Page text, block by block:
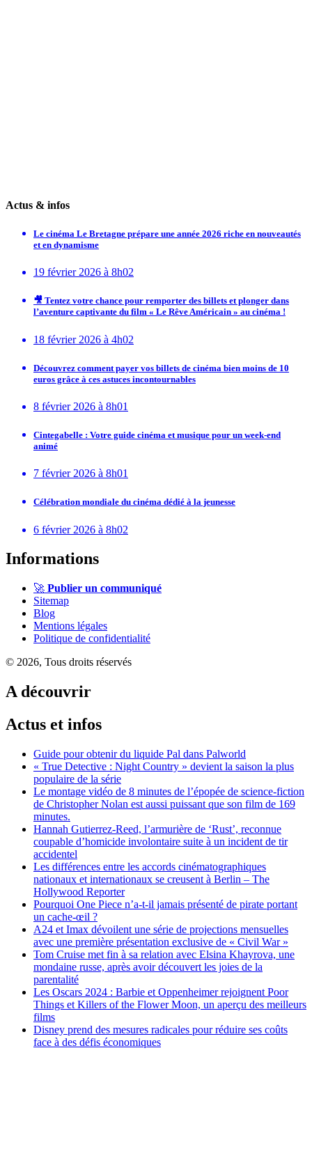
Actus & infos
Le cinéma Le Bretagne prépare une année 2026 riche en nouveautés
et en dynamisme
19 février 2026 à 8h02
🎥 Tentez votre chance pour remporter des billets et plonger dans
l’aventure captivante du film « Le Rêve Américain » au cinéma !
18 février 2026 à 4h02
Découvrez comment payer vos billets de cinéma bien moins de 10
euros grâce à ces astuces incontournables
8 février 2026 à 8h01
Cintegabelle : Votre guide cinéma et musique pour un week-end
animé
7 février 2026 à 8h01
Célébration mondiale du cinéma dédié à la jeunesse
6 février 2026 à 8h02
Informations
🚀 Publier un communiqué
Sitemap
Blog
Mentions légales
Politique de confidentialité
© 2026, Tous droits réservés
A découvrir
Actus et infos
Guide pour obtenir du liquide Pal dans Palworld
« True Detective : Night Country » devient la saison la plus
populaire de la série
Le montage vidéo de 8 minutes de l’épopée de science-fiction
de Christopher Nolan est aussi puissant que son film de 169
minutes.
Hannah Gutierrez-Reed, l’armurière de ‘Rust’, reconnue
coupable d’homicide involontaire suite à un incident de tir
accidentel
Les différences entre les accords cinématographiques
nationaux et internationaux se creusent à Berlin – The
Hollywood Reporter
Pourquoi One Piece n’a-t-il jamais présenté de pirate portant
un cache-œil ?
A24 et Imax dévoilent une série de projections mensuelles
avec une première présentation exclusive de « Civil War »
Tom Cruise met fin à sa relation avec Elsina Khayrova, une
mondaine russe, après avoir découvert les joies de la
parentalité
Les Oscars 2024 : Barbie et Oppenheimer rejoignent Poor
Things et Killers of the Flower Moon, un aperçu des meilleurs
films
Disney prend des mesures radicales pour réduire ses coûts
face à des défis économiques